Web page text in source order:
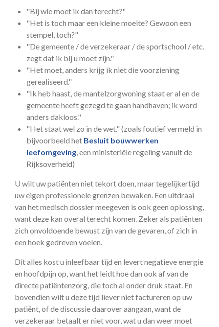
"Bij wie moet ik dan terecht?"
"Het is toch maar een kleine moeite? Gewoon een
stempel, toch?"
"De gemeente / de verzekeraar / de sportschool / etc.
zegt dat ik bij u moet zijn."
"Het moet, anders krijg ik niet die voorziening
gerealiseerd."
"Ik heb haast, de mantelzorgwoning staat er al en de
gemeente heeft gezegd te gaan handhaven; ik word
anders dakloos."
"Het staat wel zo in de wet." (zoals foutief vermeld in
bijvoorbeeld het Besluit bouwwerken
leefomgeving, een ministeriële regeling vanuit de
Rijksoverheid)
U wilt uw patiënten niet tekort doen, maar tegelijkertijd
uw eigen professionele grenzen bewaken. Een uitdraai
van het medisch dossier meegeven is ook geen oplossing,
want deze kan overal terecht komen. Zeker als patiënten
zich onvoldoende bewust zijn van de gevaren, of zich in
een hoek gedreven voelen.
Dit alles kost u inleefbaar tijd en levert negatieve energie
en hoofdpijn op, want het leidt hoe dan ook af van de
directe patiëntenzorg, die toch al onder druk staat. En
bovendien wilt u deze tijd liever niet factureren op uw
patiënt, of de discussie daarover aangaan, want de
verzekeraar betaalt er niet voor, wat u dan weer moet